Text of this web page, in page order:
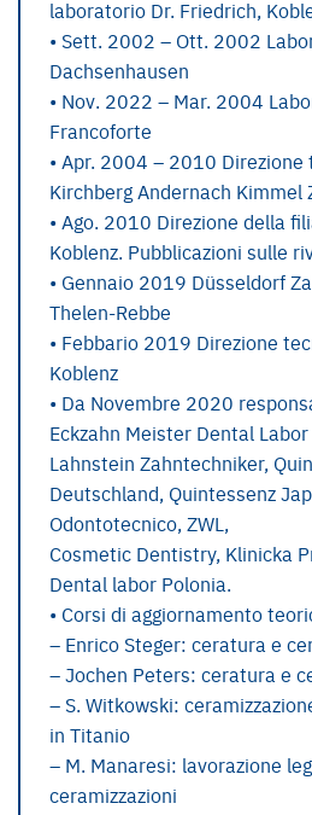
laboratorio Dr. Friedrich,
• Sett. 2002 – Ott. 2002
Dachsenhausen
• Nov. 2022 – Mar. 2004
Francoforte
• Apr. 2004 – 2010 Direzione
Kirchberg Andernach Kimmel
• Ago. 2010 Direzione della
Koblenz. Pubblicazioni sulle
• Gennaio 2019 Düsseldorf
Thelen-Rebbe
• Febbario 2019 Direzione
Koblenz
• Da Novembre 2020
Eckzahn Meister Dental
Lahnstein Zahntechniker,
Deutschland, Quintessenz
Odontotecnico, ZWL,
Cosmetic Dentistry, Klinicka
Dental labor Polonia.
• Corsi di aggiornamento
– Enrico Steger: ceratura e
– Jochen Peters: ceratura e
– S. Witkowski:
in Titanio
– M. Manaresi: lavorazione
ceramizzazioni